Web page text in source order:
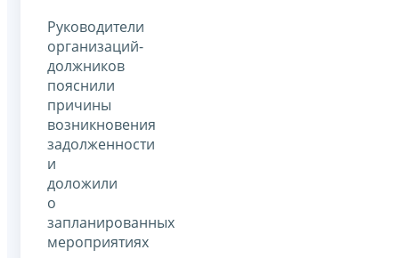
Руководители
организаций-
должников
пояснили
причины
возникновения
задолженности
и
доложили
о
запланированных
мероприятиях